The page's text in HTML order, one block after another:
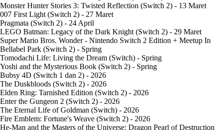
Monster Hunter Stories 3: Twisted Reflection (Switch 2) - 13 Maret
007 First Light (Switch 2) - 27 Maret
Pragmata (Switch 2) - 24 April
LEGO Batman: Legacy of the Dark Knight (Switch 2) - 29 Maret
Super Mario Bros. Wonder - Nintendo Switch 2 Edition + Meetup In
Bellabel Park (Switch 2) - Spring
Tomodachi Life: Living the Dream (Switch) - Spring
Yoshi and the Mysterious Book (Switch 2) - Spring
Bubsy 4D (Switch 1 dan 2) - 2026
The Duskbloods (Switch 2) - 2026
Elden Ring: Tarnished Edition (Switch 2) - 2026
Enter the Gungeon 2 (Switch 2) - 2026
The Eternal Life of Goldman (Switch) - 2026
Fire Emblem: Fortune's Weave (Switch 2) - 2026
He-Man and the Masters of the Universe: Dragon Pearl of Destruction